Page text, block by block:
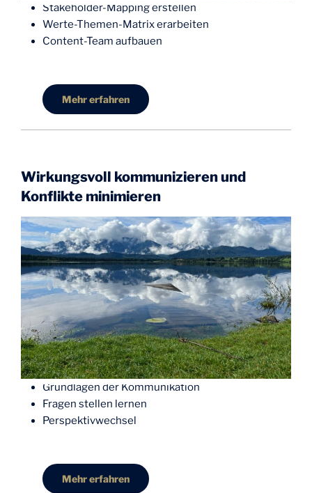
Stakeholder-Mapping erstellen
Werte-Themen-Matrix erarbeiten
Content-Team aufbauen
Mehr erfahren
Wirkungsvoll kommunizieren und
Konflikte minimieren
Grundlagen der Kommunikation
Fragen stellen lernen
Perspektivwechsel
Mehr erfahren